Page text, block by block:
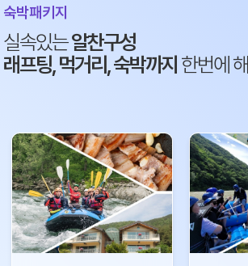
숙박패키지
실속있는알찬구성
래프팅, 먹거리, 숙박까지 한번에